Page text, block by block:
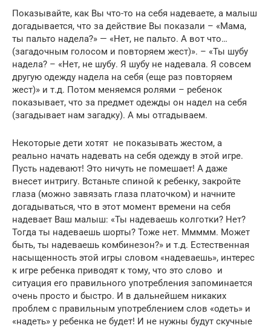
Показывайте, как Вы что-то на себя надеваете, а малыш
догадывается, что за действие Вы показали – «Мама,
ты пальто надела?» — «Нет, не пальто. А вот что…
(загадочным голосом и повторяем жест)». – «Ты шубу
надела? – «Нет, не шубу. Я шубу не надевала. Я совсем
другую одежду надела на себя (еще раз повторяем
жест)» и т.д. Потом меняемся ролями – ребенок
показывает, что за предмет одежды он надел на себя
(загадывает нам загадку). А мы отгадываем.
Некоторые дети хотят не показывать жестом, а
реально начать надевать на себя одежду в этой игре.
Пусть надевают! Это ничуть не помешает! А даже
внесет интригу. Встаньте спиной к ребенку, закройте
глаза (можно завязать глаза платочком) и начните
догадываться, что в этот момент времени на себя
надевает Ваш малыш: «Ты надеваешь колготки? Нет?
Тогда ты надеваешь шорты? Тоже нет. Ммммм. Может
быть, ты надеваешь комбинезон?» и т.д. Естественная
насыщенность этой игры словом «надеваешь», интерес
к игре ребенка приводят к тому, что это слово и
ситуация его правильного употребления запоминается
очень просто и быстро. И в дальнейшем никаких
проблем с правильным употреблением слов «одеть» и
«надеть» у ребенка не будет! И не нужны будут скучные